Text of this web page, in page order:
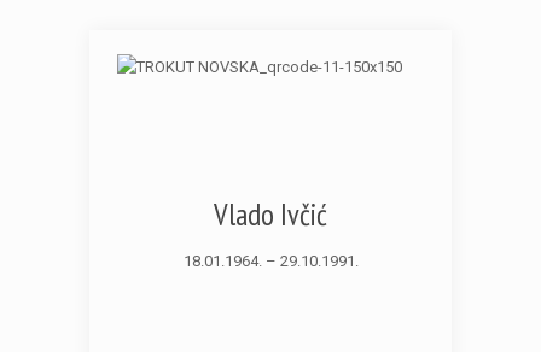
Vlado Ivčić
18.01.1964. – 29.10.1991.